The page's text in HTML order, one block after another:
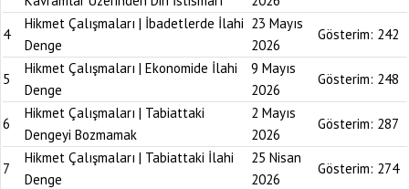
4
Hikmet Çalışmaları | İbadetlerde İlahi
Denge
23 Mayıs
2026
Gösterim: 242
5
Hikmet Çalışmaları | Ekonomide İlahi
Denge
9 Mayıs
2026
Gösterim: 248
6
Hikmet Çalışmaları | Tabiattaki
Dengeyi Bozmamak
2 Mayıs
2026
Gösterim: 287
7
Hikmet Çalışmaları | Tabiattaki İlahi
Denge
25 Nisan
2026
Gösterim: 274